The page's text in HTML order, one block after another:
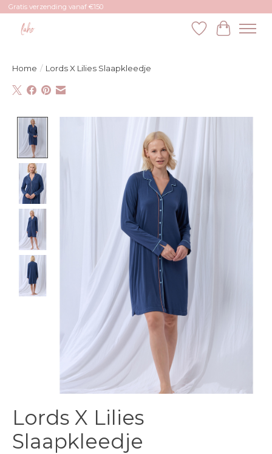
Gratis verzending vanaf €150
Verlanglijst
Home / Lords X Lilies Slaapkleedje
Lords X Lilies
Slaapkleedje